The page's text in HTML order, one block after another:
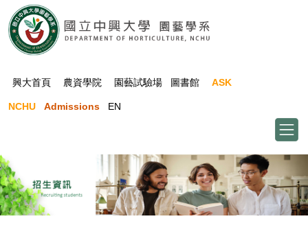
跳
到
主
內
區
興大首頁 農資學院 園藝試驗場 圖書館 ASK
NCHU Admissions EN